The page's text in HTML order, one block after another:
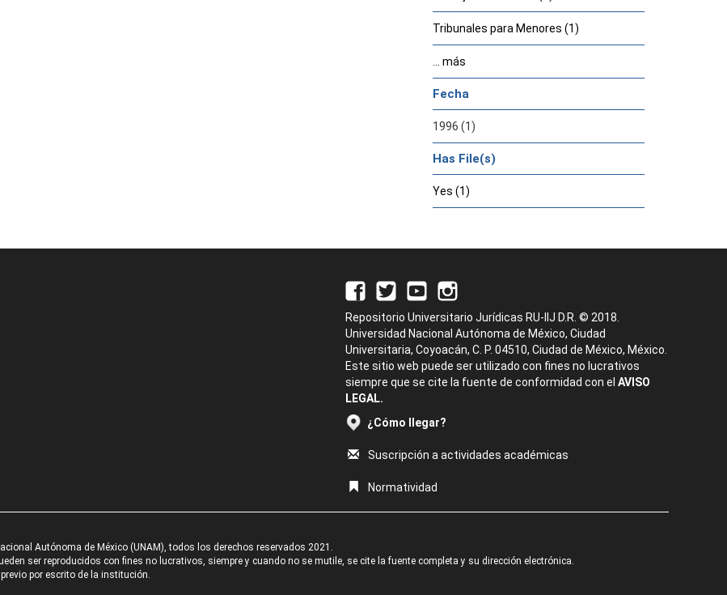
Tribunales para Menores (1)
... más
Fecha
1996 (1)
Has File(s)
Yes (1)
Repositorio Universitario Jurídicas RU-IIJ D.R. © 2018.
Universidad Nacional Autónoma de México, Ciudad
Universitaria, Coyoacán, C. P. 04510, Ciudad de México, México.
Este sitio web puede ser utilizado con fines no lucrativos
siempre que se cite la fuente de conformidad con el AVISO
LEGAL.
¿Cómo llegar?
Suscripción a actividades académicas
Normatividad
Autónoma de México (UNAM), todos los derechos reservados 2021.
ser reproducidos con fines no lucrativos, siempre y cuando no se mutile, se cite la fuente completa y su dirección electrónica.
por escrito de la institución.